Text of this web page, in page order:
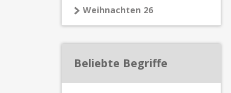
Weihnachten 26
Beliebte Begriffe